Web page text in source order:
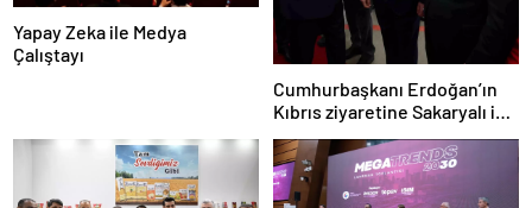
Yapay Zeka ile Medya
Çalıştayı
Cumhurbaşkanı Erdoğan’ın
Kıbrıs ziyaretine Sakaryalı iş